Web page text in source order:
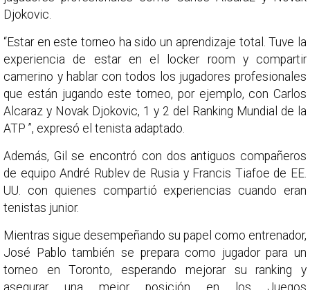
Djokovic.
“Estar en este torneo ha sido un aprendizaje total. Tuve la
experiencia de estar en el locker room y compartir
camerino y hablar con todos los jugadores profesionales
que están jugando este torneo, por ejemplo, con Carlos
Alcaraz y Novak Djokovic, 1 y 2 del Ranking Mundial de la
ATP ”, expresó el tenista adaptado.
Además, Gil se encontró con dos antiguos compañeros
de equipo André Rublev de Rusia y Francis Tiafoe de EE.
UU. con quienes compartió experiencias cuando eran
tenistas junior.
Mientras sigue desempeñando su papel como entrenador,
José Pablo también se prepara como jugador para un
torneo en Toronto, esperando mejorar su ranking y